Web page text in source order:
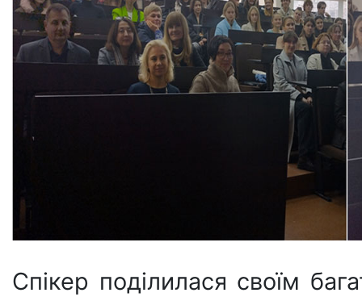
Спікер поділилася своїм